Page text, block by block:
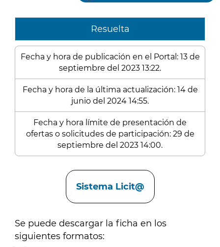
Resuelta
Fecha y hora de publicación en el Portal: 13 de
septiembre del 2023 13:22.
Fecha y hora de la última actualización: 14 de
junio del 2024 14:55.
Fecha y hora límite de presentación de
ofertas o solicitudes de participación: 29 de
septiembre del 2023 14:00.
Sistema Licit@
Se puede descargar la ficha en los
siguientes formatos: